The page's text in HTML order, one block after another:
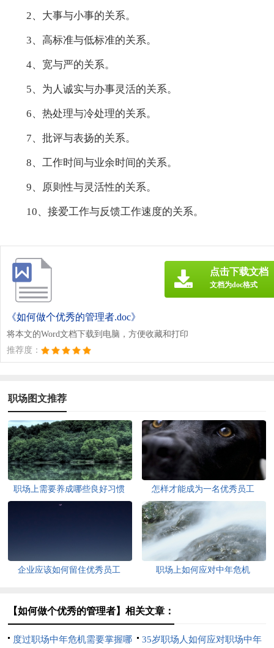
2、大事与小事的关系。
3、高标准与低标准的关系。
4、宽与严的关系。
5、为人诚实与办事灵活的关系。
6、热处理与冷处理的关系。
7、批评与表扬的关系。
8、工作时间与业余时间的关系。
9、原则性与灵活性的关系。
10、接爱工作与反馈工作速度的关系。
《如何做个优秀的管理者.doc》
将本文的Word文档下载到电脑，方便收藏和打印
推荐度：
点击下载文档
文档为doc格式
职场图文推荐
职场上需要养成哪些良好习惯 怎样才能成为一名优秀员工
企业应该如何留住优秀员工 职场上如何应对中年危机
【如何做个优秀的管理者】相关文章：
度过职场中年危机需要掌握哪 35岁职场人如何应对职场中年